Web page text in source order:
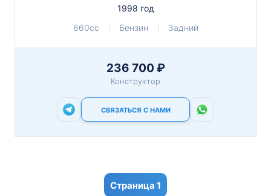
1998 год
660cc
Бензин Задний
236 700 ₽
Конструктор
СВЯЗАТЬСЯ С НАМИ
1